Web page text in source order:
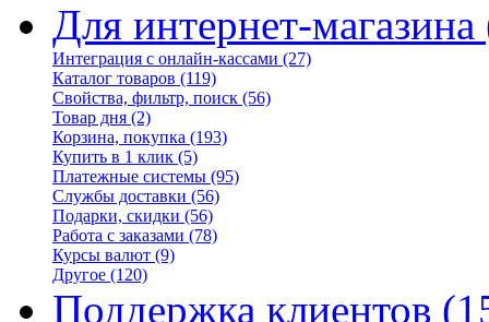
Для интернет-магазина
Интеграция с онлайн-кассами (27)
Каталог товаров (119)
Свойства, фильтр, поиск (56)
Товар дня (2)
Корзина, покупка (193)
Купить в 1 клик (5)
Платежные системы (95)
Службы доставки (56)
Подарки, скидки (56)
Работа с заказами (78)
Курсы валют (9)
Другое (120)
Поддержка клиентов